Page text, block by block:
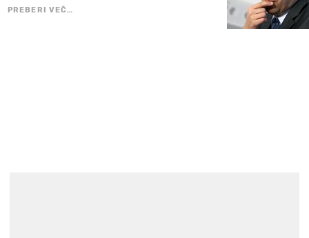
PREBERI VEČ…